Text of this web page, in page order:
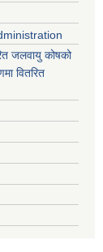
जलवायु कोषको
वितरित